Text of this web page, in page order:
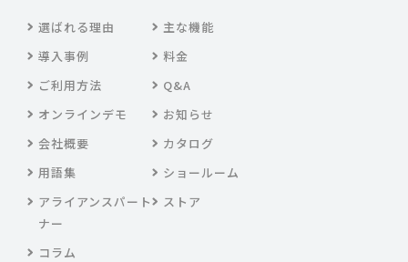
選ばれる理由
主な機能
導入事例
料金
ご利用方法
Q&A
オンラインデモ
お知らせ
会社概要
カタログ
用語集
ショールーム
アライアンスパート
ナー
ストア
コラム